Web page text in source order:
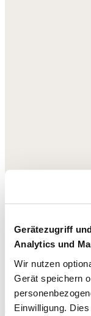
Gerätezugriff
Analytics und
Wir nutzen
Gerät speichern
Einwilligung.